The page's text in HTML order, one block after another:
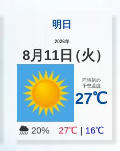
明日
2026年
8月 11日（火）
同時刻の
予想温度
27℃
20%27℃ 16℃